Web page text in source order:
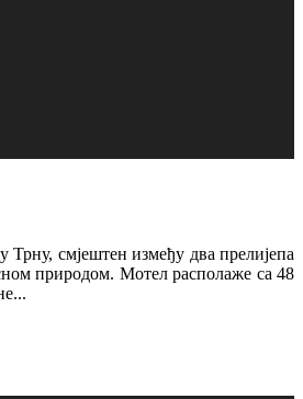
Трну, смјештен између два прелијепа
природом. Мотел располаже са 48